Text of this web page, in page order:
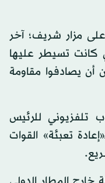
مزار شريف؛ آخر
كانت تسيطر عليها
أن يصادفوا مقاومة
للرئيس
تعبئة» القوات